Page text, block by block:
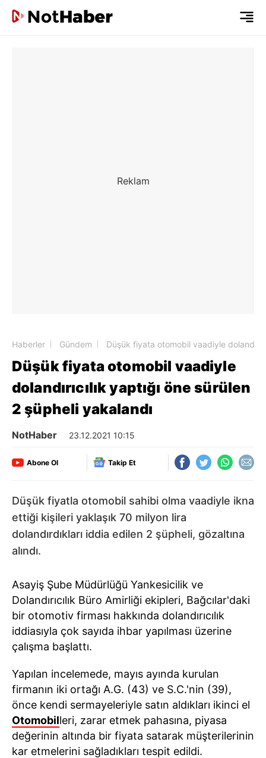
Haberler Gündem Düşük fiyata otomobil vaadiyle
Düşük fiyata otomobil vaadiyle
dolandırıcılık yaptığı öne sürülen
2 şüpheli yakalandı
NotHaber 23.12.2021 10:15
Abone Ol Takip Et
Düşük fiyatla otomobil sahibi olma vaadiyle ikna
ettiği kişileri yaklaşık 70 milyon lira
dolandırdıkları iddia edilen 2 şüpheli, gözaltına
alındı.
Asayiş Şube Müdürlüğü Yankesicilik ve
Dolandırıcılık Büro Amirliği ekipleri, Bağcılar'daki
bir otomotiv firması hakkında dolandırıcılık
iddiasıyla çok sayıda ihbar yapılması üzerine
çalışma başlattı.
Yapılan incelemede, mayıs ayında kurulan
firmanın iki ortağı A.G. (43) ve S.C.'nin (39),
önce kendi sermayeleriyle satın aldıkları ikinci el
Otomobilleri, zarar etmek pahasına, piyasa
değerinin altında bir fiyata satarak müşterilerinin
kar etmelerini sağladıkları tespit edildi.